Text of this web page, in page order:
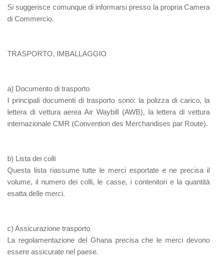
Si suggerisce comunque di informarsi presso la propria Camera
di Commercio.
TRASPORTO, IMBALLAGGIO
a) Documento di trasporto
I principali documenti di trasporto sono: la polizza di carico, la
lettera di vettura aerea Air Waybill (AWB), la lettera di vettura
internazionale CMR (Convention des Merchandises par Route).
b) Lista dei colli
Questa lista riassume tutte le merci esportate e ne precisa il
volume, il numero dei colli, le casse, i contenitori e la quantità
esatta delle merci.
c) Assicurazione trasporto
La regolamentazione del Ghana precisa che le merci devono
essere assicurate nel paese.